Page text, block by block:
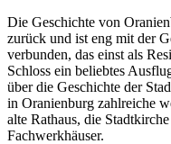
Die Geschichte von
zurück und ist eng mit der
verbunden, das einst als
Schloss ein beliebtes
über die Geschichte der
in Oranienburg zahlreiche
alte Rathaus, die
Fachwerkhäuser.